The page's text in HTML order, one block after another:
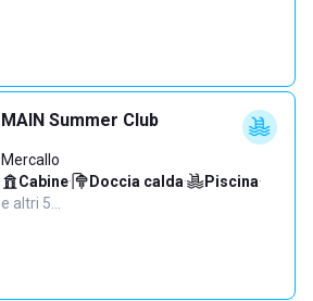
MAIN Summer Club
Mercallo
Cabine· Doccia calda· Piscina·
e altri 5…